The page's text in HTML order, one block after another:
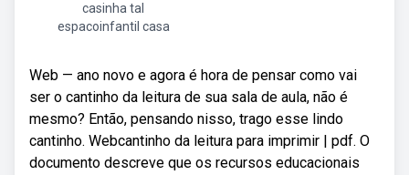
casinha tal
espacoinfantil casa
Web — ano novo e agora é hora de pensar como vai
ser o cantinho da leitura de sua sala de aula, não é
mesmo? Então, pensando nisso, trago esse lindo
cantinho. Webcantinho da leitura para imprimir | pdf. O
documento descreve que os recursos educacionais